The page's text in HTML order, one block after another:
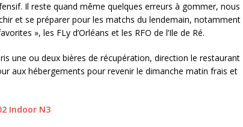
Il reste quand même quelques erreurs à gommer, nous
et se préparer pour les matchs du lendemain, notamment
», les FLy d’Orléans et les RFO de l’Ile de Ré.
une ou deux bières de récupération, direction le restaurant
aux hébergements pour revenir le dimanche matin frais et